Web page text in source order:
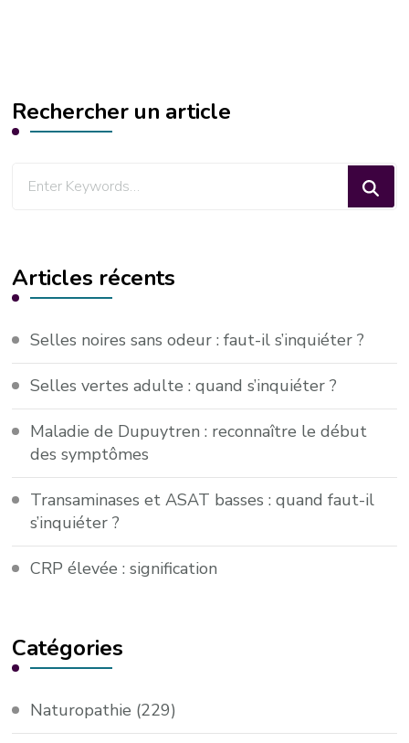
Rechercher un article
Looking
Articles récents
Selles noires sans odeur : faut-il s’inquiéter ?
Selles vertes adulte : quand s’inquiéter ?
Maladie de Dupuytren : reconnaître le début
des symptômes
Transaminases et ASAT basses : quand faut-il
s’inquiéter ?
CRP élevée : signification
Catégories
Naturopathie (229)